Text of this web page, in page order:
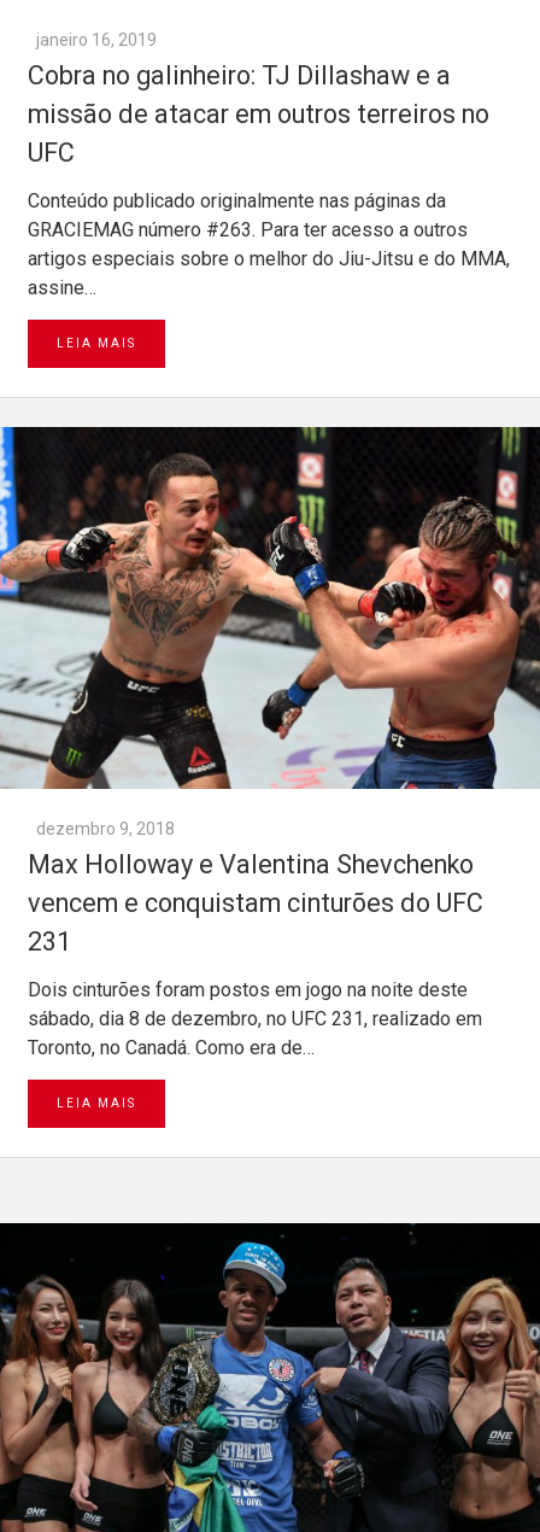
janeiro 16, 2019
Cobra no galinheiro: TJ Dillashaw e a
missão de atacar em outros terreiros no
UFC
Conteúdo publicado originalmente nas páginas da
GRACIEMAG número #263. Para ter acesso a outros
artigos especiais sobre o melhor do Jiu-Jitsu e do MMA,
assine…
LEIA MAIS
dezembro 9, 2018
Max Holloway e Valentina Shevchenko
vencem e conquistam cinturões do UFC
231
Dois cinturões foram postos em jogo na noite deste
sábado, dia 8 de dezembro, no UFC 231, realizado em
Toronto, no Canadá. Como era de…
LEIA MAIS